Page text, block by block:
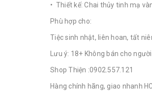
• Thiết kế: Chai thủy tinh mạ
Phù hợp cho:
Tiệc sinh nhật, liên hoan, tất
Lưu ý: 18+ Không bán cho
Shop Thiện :0902.557.121
Hàng chính hãng, giao nhanh